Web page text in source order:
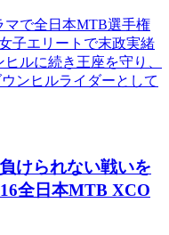
マで全日本MTB選手権
子エリートで末政実緒
ルに続き王座を守り、
ンヒルライダーとして
けられない戦いを
全日本MTB XCO